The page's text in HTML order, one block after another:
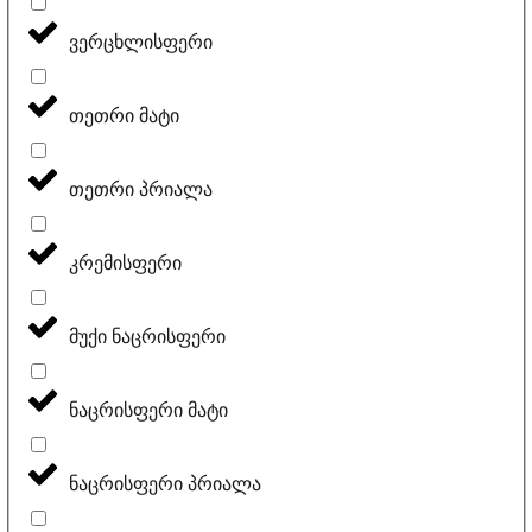
ვერცხლისფერი
თეთრი მატი
თეთრი პრიალა
კრემისფერი
მუქი ნაცრისფერი
ნაცრისფერი მატი
ნაცრისფერი პრიალა